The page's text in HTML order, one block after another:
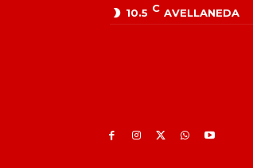
10.5 C AVELLANEDA